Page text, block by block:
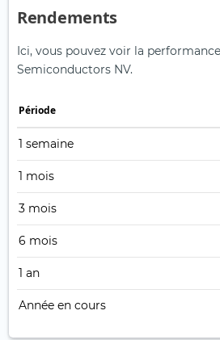
Rendements
Ici, vous pouvez voir la
Semiconductors NV.
Période
1 semaine
1 mois
3 mois
6 mois
1 an
Année en cours